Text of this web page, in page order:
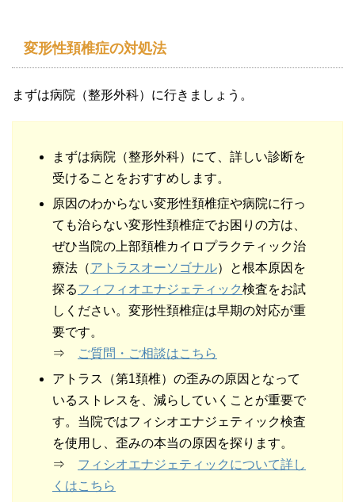
変形性頚椎症の対処法
まずは病院（整形外科）に行きましょう。
まずは病院（整形外科）にて、詳しい診断を
受けることをおすすめします。
原因のわからない変形性頚椎症や病院に行っ
ても治らない変形性頚椎症でお困りの方は、
ぜひ当院の上部頚椎カイロプラクティック治
療法（アトラスオーソゴナル）と根本原因を
探るフィフィオエナジェティック検査をお試
しください。変形性頚椎症は早期の対応が重
要です。
⇒
ご質問・ご相談はこちら
アトラス（第1頚椎）の歪みの原因となって
いるストレスを、減らしていくことが重要で
す。当院ではフィシオエナジェティック検査
を使用し、歪みの本当の原因を探ります。
⇒ フィシオエナジェティックについて詳し
くはこちら